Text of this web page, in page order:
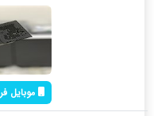
موبایل